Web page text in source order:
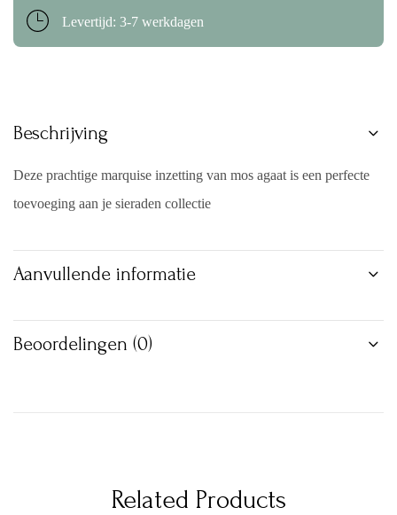
Levertijd: 3-7 werkdagen
Beschrijving
Deze prachtige marquise inzetting van mos agaat is een perfecte
toevoeging aan je sieraden collectie
Aanvullende informatie
Beoordelingen (0)
Related Products